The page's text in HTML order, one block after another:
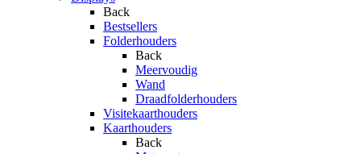
Back
Bestsellers
Folderhouders
Back
Meervoudig
Wand
Draadfolderhouders
Visitekaarthouders
Kaarthouders
Back